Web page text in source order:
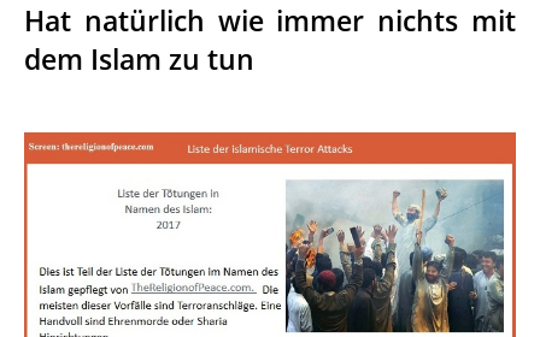
Hat natürlich wie immer nichts mit
dem Islam zu tun